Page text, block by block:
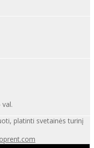
platinti svetainės turinį